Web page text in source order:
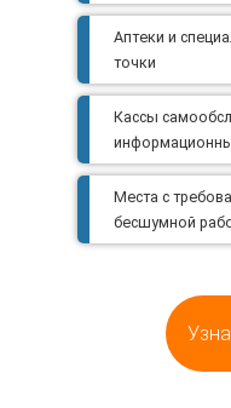
Аптеки и
точки
Кассы
Места с
бесшумной